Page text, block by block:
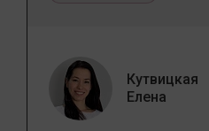
Кутвицкая
Елена